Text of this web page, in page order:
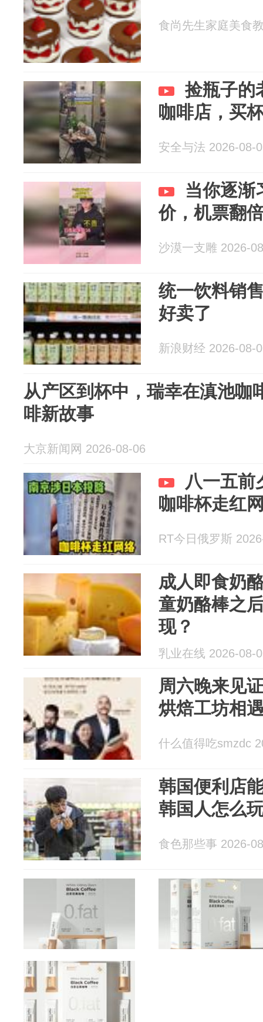
食尚先生家庭美食
捡瓶子的
咖啡店，买
安全与法 2026-08-
当你逐渐
价，机票翻
沙漠一支雕 2026-
统一饮料销
好卖了
新浪财经 2026-08-
从产区到杯中，瑞幸在滇池咖
啡新故事
大京新闻网 2026-08-06
八一五前
咖啡杯走红
RT今日俄罗斯
成人即食奶
童奶酪棒之
现？
乳业在线 2026-08-
周六晚来见
烘焙工坊相
什么值得吃smzdc
韩国便利店
韩国人怎么
食色那些事 2026-